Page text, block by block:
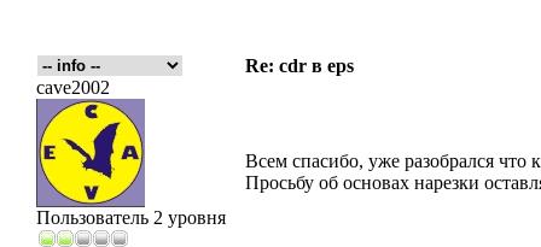
Re: cdr в eps
cave2002
Пользователь 2 уровня
Всем спасибо, уже разобрался что
Просьбу об основах нарезки